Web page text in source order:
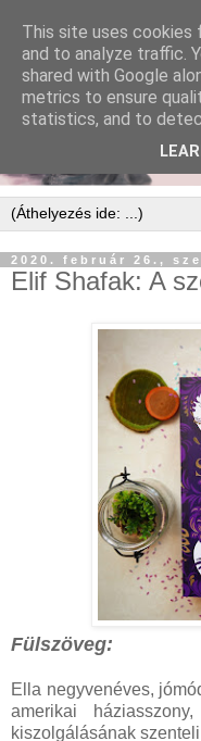
2020. február 26.,
Elif Shafak: A
Fülszöveg:
Ella ​negyvenéves,
amerikai
kiszolgálásának
This site uses cookies
and to analyze traffic.
shared with Google
metrics to ensure
statistics, and to